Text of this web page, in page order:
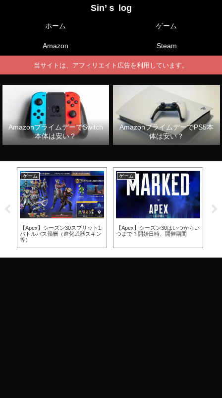
Sin’ｓ log
ホーム ゲーム
Amazon Steam
当サイトは、アフィリエイト広告を利用しています。
AmazonプライムデーでSwitch
本体は安い？
AmazonプライムデーでPS5本
体は安い？
ゲーム
【Apex】シーズン30スプリット1
バトルパス報酬（進化武器スキン
等）
ゲーム
【Apex】シーズン30はいつからい
つまで？開始日時、開催期間